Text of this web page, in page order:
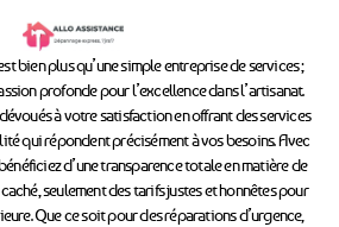
bien plus qu’une simple entreprise de services ;
profonde pour l’excellence dans l’artisanat.
à votre satisfaction en offrant des services
qui répondent précisément à vos besoins. Avec
d’une transparence totale en matière de
seulement des tarifs justes et honnêtes pour
Que ce soit pour des réparations d’urgence,